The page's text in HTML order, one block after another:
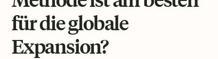
für die globale
Expansion?